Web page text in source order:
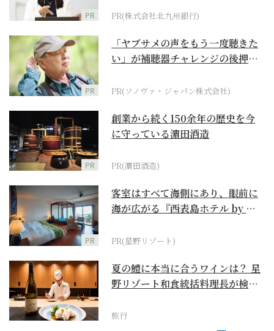
PR PR(株式会社北九州銀行)
PR
「ヤブサメの声をもう一度聴きた
い」が補聴器チャレンジの後押し
PR(ソノヴァ・ジャパン株式会社)
PR
創業から続く150余年の歴史を今
に守っている濵田酒造
PR(濵田酒造)
PR
客室はすべて海側にあり、眼前に
海が広がる『西表島ホテル by 星
PR(星野リゾート)
夏の鱧に本当に合うワインは？ 星
野リゾート和食統括料理長が検証
旅行